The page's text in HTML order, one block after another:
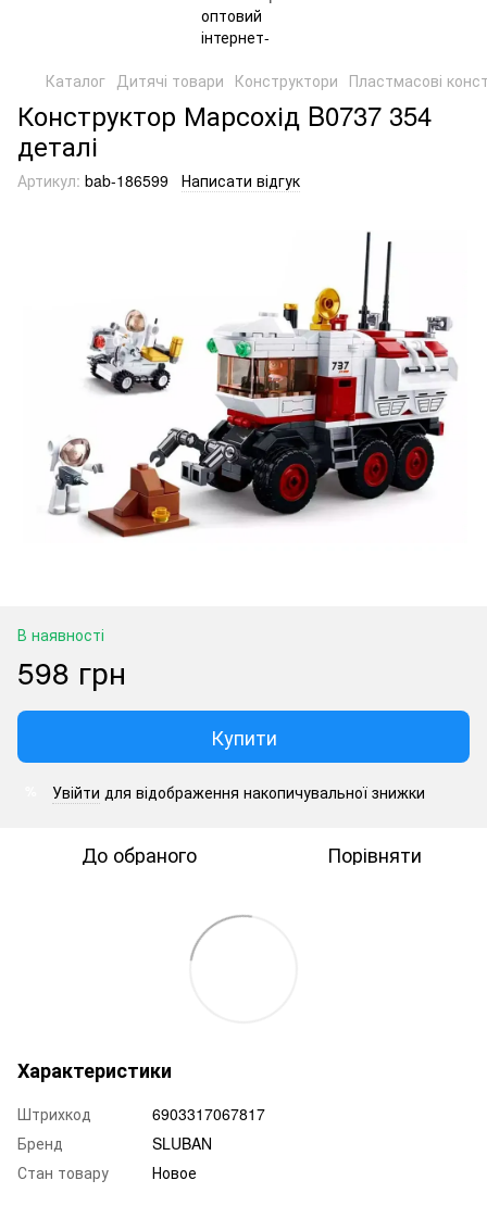
Каталог Дитячі товари Конструктори Пластмасові
Конструктор Марсохід B0737 354
деталі
Артикул: bab-186599 Написати відгук
В наявності
598 грн
Купити
Увійти для відображення накопичувальної знижки
До обраного Порівняти
Характеристики
Штрихкод
6903317067817
Бренд
SLUBAN
Стан товару
Новое